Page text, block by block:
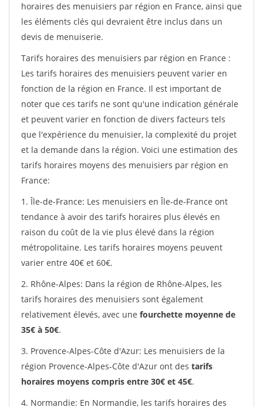
horaires des menuisiers par région en France, ainsi que
les éléments clés qui devraient être inclus dans un
devis de menuiserie.
Tarifs horaires des menuisiers par région en France :
Les tarifs horaires des menuisiers peuvent varier en
fonction de la région en France. Il est important de
noter que ces tarifs ne sont qu'une indication générale
et peuvent varier en fonction de divers facteurs tels
que l'expérience du menuisier, la complexité du projet
et la demande dans la région. Voici une estimation des
tarifs horaires moyens des menuisiers par région en
France:
1. Île-de-France: Les menuisiers en Île-de-France ont
tendance à avoir des tarifs horaires plus élevés en
raison du coût de la vie plus élevé dans la région
métropolitaine. Les tarifs horaires moyens peuvent
varier entre 40€ et 60€.
2. Rhône-Alpes: Dans la région de Rhône-Alpes, les
tarifs horaires des menuisiers sont également
relativement élevés, avec une fourchette moyenne de
35€ à 50€.
3. Provence-Alpes-Côte d'Azur: Les menuisiers de la
région Provence-Alpes-Côte d'Azur ont des tarifs
horaires moyens compris entre 30€ et 45€.
4. Normandie: En Normandie, les tarifs horaires des